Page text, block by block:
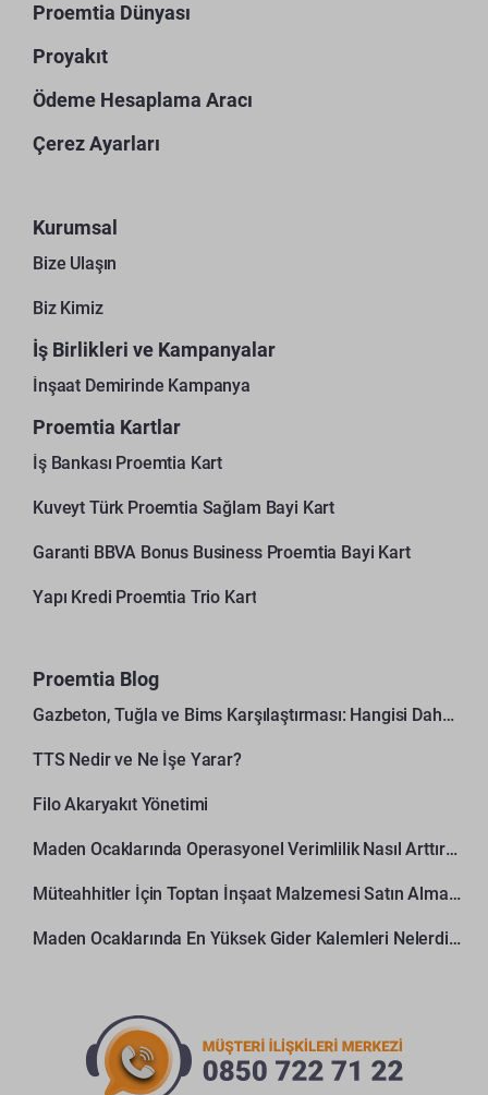
Proemtia Dünyası
Proyakıt
Ödeme Hesaplama Aracı
Çerez Ayarları
Kurumsal
Bize Ulaşın
Biz Kimiz
İş Birlikleri ve Kampanyalar
İnşaat Demirinde Kampanya
Proemtia Kartlar
İş Bankası Proemtia Kart
Kuveyt Türk Proemtia Sağlam Bayi Kart
Garanti BBVA Bonus Business Proemtia Bayi Kart
Yapı Kredi Proemtia Trio Kart
Proemtia Blog
Gazbeton, Tuğla ve Bims Karşılaştırması: Hangisi Daha Avantajlı?
TTS Nedir ve Ne İşe Yarar?
Filo Akaryakıt Yönetimi
Maden Ocaklarında Operasyonel Verimlilik Nasıl Arttırılır?
Müteahhitler İçin Toptan İnşaat Malzemesi Satın Alma Rehberi
Maden Ocaklarında En Yüksek Gider Kalemleri Nelerdir?